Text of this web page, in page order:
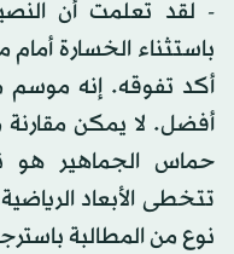
- لقد تعلمت أن
أكد تفوقه. إنه
أفضل. لا يمكن
حماس الجماهير هو
تتخطى الأبعاد
نوع من المطالبة